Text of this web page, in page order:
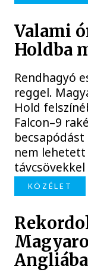
Valami
Holdba
Rendhagyó
reggel.
Hold
Falcon–9
nem lehetett
KÖZÉLET